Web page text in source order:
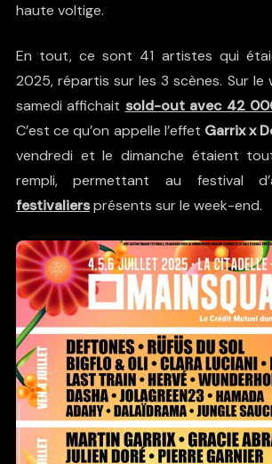
haute voltige.
En tout, ce sont 41 artistes qui
2025, répartis sur les 3 scènes. Sur le
samedi affichait sold-out avec 42
C’est ce qu’on appelle l’effet Garrix x
vendredi et le dimanche étaient
rempli, permettant au festival
festivaliersprésents sur le week-end.